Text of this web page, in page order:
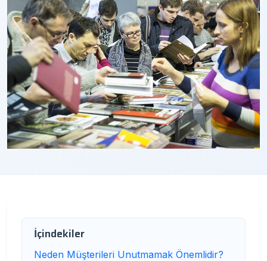
İçindekiler
Neden Müşterileri Unutmamak Önemlidir?